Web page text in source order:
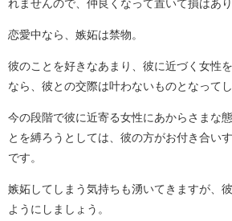
れませんので、仲良くなって置いて損はあり
恋愛中なら、嫉妬は禁物。
彼のことを好きなあまり、彼に近づく女性
なら、彼との交際は叶わないものとなってし
今の段階で彼に近寄る女性にあからさまな
とを縛ろうとしては、彼の方がお付き合い
です。
嫉妬してしまう気持ちも湧いてきますが、
ようにしましょう。